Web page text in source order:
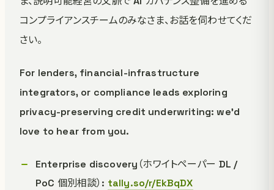
コンプライアンスチームのみなさま、お話を伺わせてくだ
さい。
For lenders, financial-infrastructure
integrators, or compliance leads exploring
privacy-preserving credit underwriting: we'd
love to hear from you.
Enterprise discovery（ホワイトペーパー DL /
PoC 個別相談）: tally.so/r/EkBqDX